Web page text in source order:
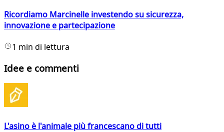
Ricordiamo Marcinelle investendo su sicurezza,
innovazione e partecipazione
1 min di lettura
Idee e commenti
L'asino è l'animale più francescano di tutti